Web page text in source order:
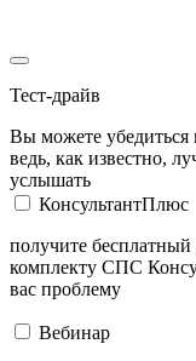
Тест-драйв
Вы можете убедиться
ведь, как известно,
услышать
КонсультантПлюс
получите
комплекту СПС
вас проблему
Вебинар